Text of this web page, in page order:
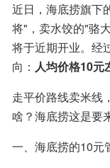
近日，海底捞旗下
将"，卖水饺的"骆
将于近期开业。经
向： 人均价格10元
走平价路线卖米线
啥？海底捞这是要
一、海底捞的10元